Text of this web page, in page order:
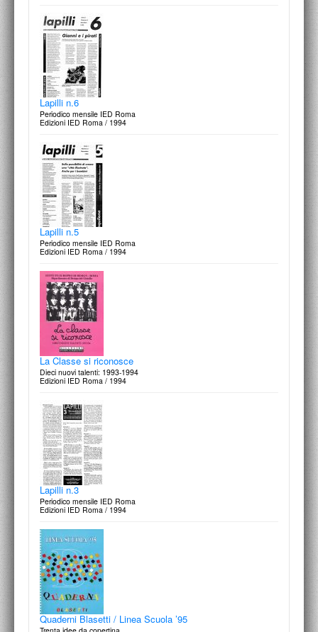
Lapilli n.6
Periodico mensile IED Roma
Edizioni IED Roma / 1994
Lapilli n.5
Periodico mensile IED Roma
Edizioni IED Roma / 1994
La Classe si riconosce
Dieci nuovi talenti: 1993-1994
Edizioni IED Roma / 1994
Lapilli n.3
Periodico mensile IED Roma
Edizioni IED Roma / 1994
Quaderni Blasetti / Linea Scuola ’95